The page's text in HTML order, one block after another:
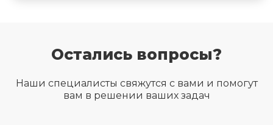
Остались вопросы?
Наши специалисты свяжутся с вами и помогут
вам в решении ваших задач